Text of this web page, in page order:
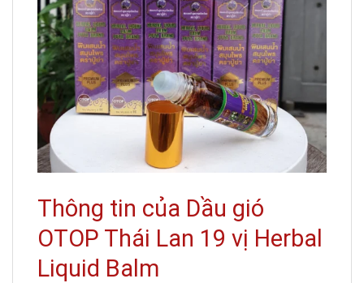
Thông tin của Dầu gió
OTOP Thái Lan 19 vị Herbal
Liquid Balm